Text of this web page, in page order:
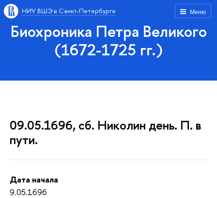
Меню
НИУ ВШЭ в Санкт-Петербурге
Биохроника Петра Великого
(1672-1725 гг.)
09.05.1696, сб. Николин день. П. в
пути.
Дата начала
9.05.1696